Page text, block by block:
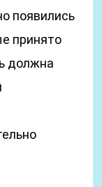
появились
принято
должна